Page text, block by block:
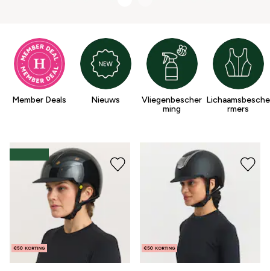
Member Deals Nieuws
Vliegenbescher
ming
Lichaamsbesche
rmers